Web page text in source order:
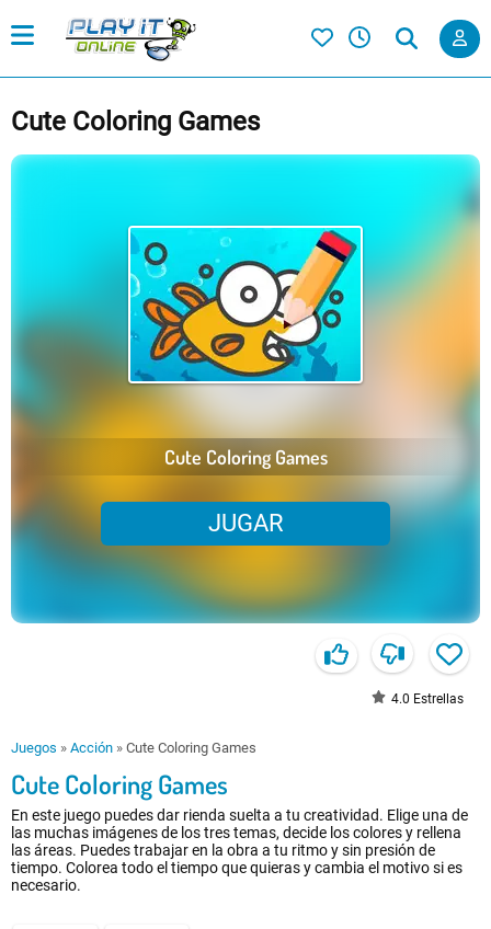
Cute Coloring Games
Cute Coloring Games
JUGAR
4.0 Estrellas
Juegos » Acción » Cute Coloring Games
Cute Coloring Games
En este juego puedes dar rienda suelta a tu creatividad. Elige una de
las muchas imágenes de los tres temas, decide los colores y rellena
las áreas. Puedes trabajar en la obra a tu ritmo y sin presión de
tiempo. Colorea todo el tiempo que quieras y cambia el motivo si es
necesario.